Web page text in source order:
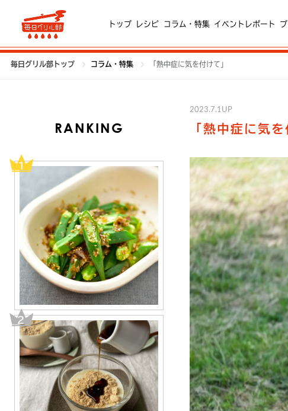
トップ レシピ コラム・特集 イベントレポート
毎日グリル部トップ コラム・特集 「熱中症に気を付けて」
RANKING
2023.7.1UP
「熱中症に気を